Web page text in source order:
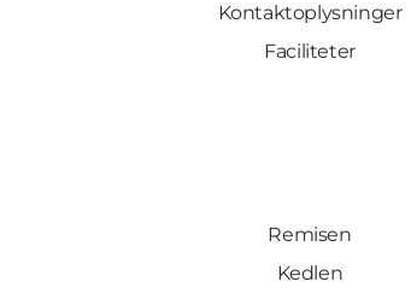
Kontaktoplysninger
Faciliteter
Remisen
Kedlen